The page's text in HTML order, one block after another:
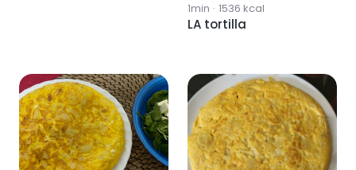
1min · 1536 kcal
LA tortilla